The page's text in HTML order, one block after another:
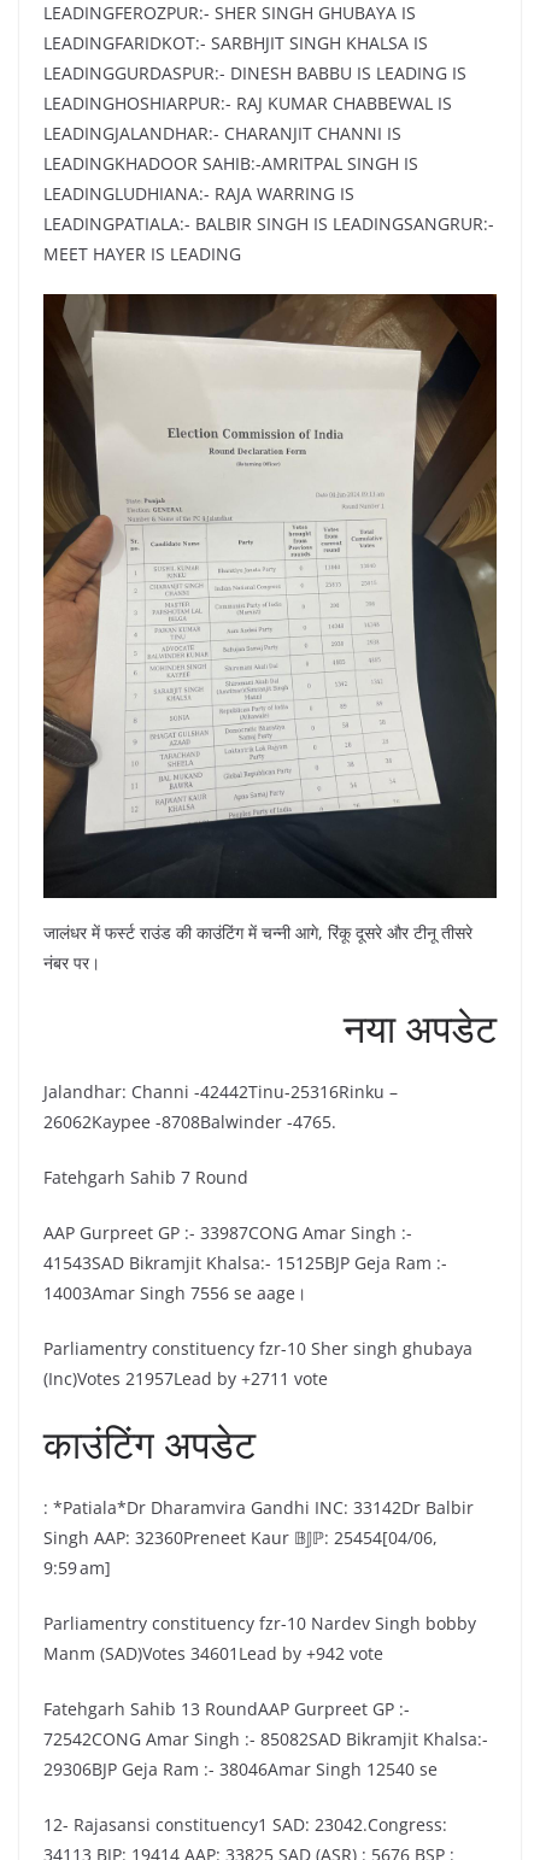
LEADINGFEROZPUR:- SHER SINGH GHUBAYA IS
LEADINGFARIDKOT:- SARBHJIT SINGH KHALSA IS
LEADINGGURDASPUR:- DINESH BABBU IS LEADING IS
LEADINGHOSHIARPUR:- RAJ KUMAR CHABBEWAL IS
LEADINGJALANDHAR:- CHARANJIT CHANNI IS
LEADINGKHADOOR SAHIB:-AMRITPAL SINGH IS
LEADINGLUDHIANA:- RAJA WARRING IS
LEADINGPATIALA:- BALBIR SINGH IS LEADINGSANGRUR:-
MEET HAYER IS LEADING
जालंधर में फर्स्ट राउंड की काउंटिंग में चन्नी आगे, रिंकू दूसरे और टीनू तीसरे
नंबर पर।
नया अपडेट
Jalandhar: Channi -42442Tinu-25316Rinku –
26062Kaypee -8708Balwinder -4765.
Fatehgarh Sahib 7 Round
AAP Gurpreet GP :- 33987CONG Amar Singh :-
41543SAD Bikramjit Khalsa:- 15125BJP Geja Ram :-
14003Amar Singh 7556 se aage।
Parliamentry constituency fzr-10 Sher singh ghubaya
(Inc)Votes 21957Lead by +2711 vote
काउंटिंग अपडेट
: *Patiala*Dr Dharamvira Gandhi INC: 33142Dr Balbir
Singh AAP: 32360Preneet Kaur 𝔹𝕁ℙ: 25454[04/06,
9:59 am]
Parliamentry constituency fzr-10 Nardev Singh bobby
Manm (SAD)Votes 34601Lead by +942 vote
Fatehgarh Sahib 13 RoundAAP Gurpreet GP :-
72542CONG Amar Singh :- 85082SAD Bikramjit Khalsa:-
29306BJP Geja Ram :- 38046Amar Singh 12540 se
12- Rajasansi constituency1 SAD: 23042.Congress:
34113 BJP: 19414 AAP: 33825 SAD (ASR) : 5676 BSP :